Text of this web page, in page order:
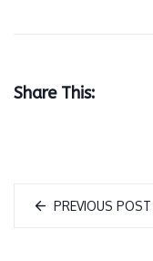
Share This:
PREVIOUS POST